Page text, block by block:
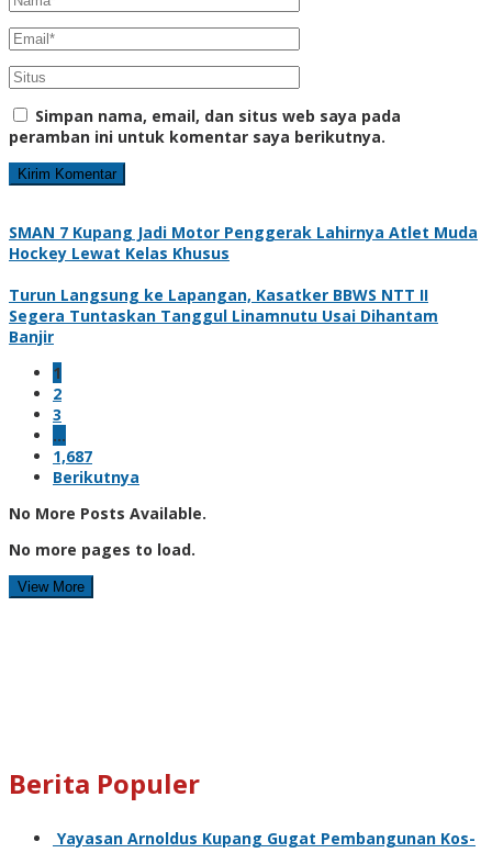
Simpan nama, email, dan situs web saya pada
peramban ini untuk komentar saya berikutnya.
SMAN 7 Kupang Jadi Motor Penggerak Lahirnya Atlet Muda
Hockey Lewat Kelas Khusus
Turun Langsung ke Lapangan, Kasatker BBWS NTT II
Segera Tuntaskan Tanggul Linamnutu Usai Dihantam
Banjir
1
2
3
…
1,687
Berikutnya
No More Posts Available.
No more pages to load.
View More
Berita Populer
Yayasan Arnoldus Kupang Gugat Pembangunan Kos-